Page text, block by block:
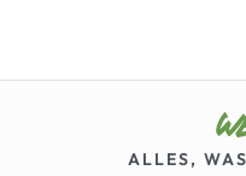
ALLES,